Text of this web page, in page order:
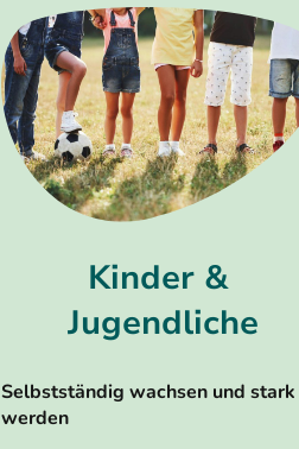
Kinder &
Jugendliche
Selbstständig wachsen und stark
werden